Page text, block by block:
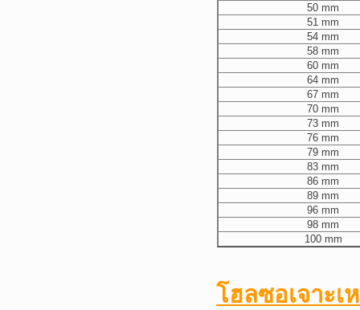
50 mm
51 mm
54 mm
58 mm
60 mm
64 mm
67 mm
70 mm
73 mm
76 mm
79 mm
83 mm
86 mm
89 mm
96 mm
98 mm
100 mm
โฮลซอเจาะเ